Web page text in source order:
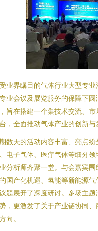
业界瞩目的气体行业大型专
业会议及展览服务的保障下
旨在搭建一个集技术交流、
，全面推动气体产业的创新与
数天的活动内容丰富、亮点
电子气体、医疗气体等细分
分析师齐聚一堂。与会嘉宾
国产化机遇、氢能等新能源
题展开了深度研讨。多场主
，更激发了关于产业链协同
向。